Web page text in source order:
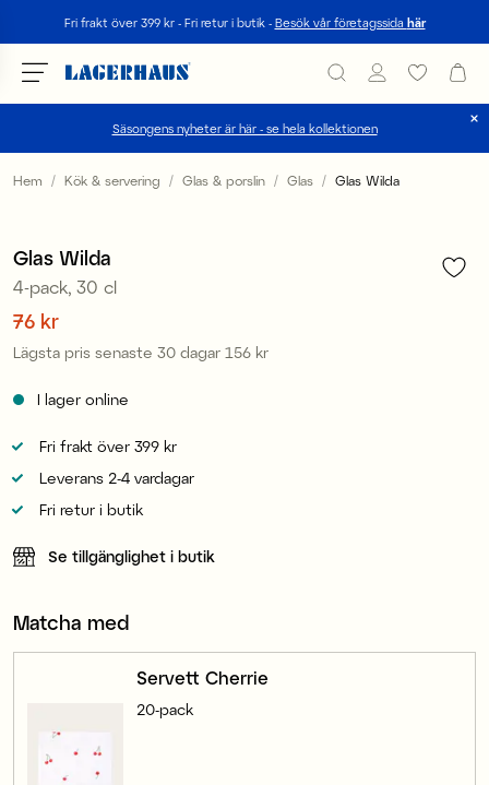
Fri frakt över 399 kr - Fri retur i butik - Besök vår företagssida här
Säsongens nyheter är här - se hela kollektionen
Välj språk / valuta
FI / EUR
SE / SEK
Hem Kök & servering Glas & porslin Glas Glas Wilda
Glas Wilda
4-pack, 30 cl
Pris:76 kr
76 kr
Lägsta pris senaste 30 dagar Pris :156 kr
156 kr
I lager online
Fri frakt över 399 kr
Leverans 2-4 vardagar
Fri retur i butik
Se tillgänglighet i butik
Matcha med
Servett Cherrie
20-pack